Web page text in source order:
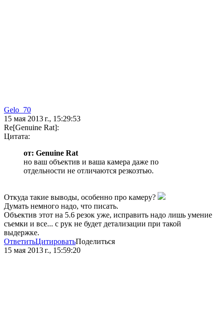
Gelo_70
15 мая 2013 г., 15:29:53
Re[Genuine Rat]:
Цитата:
от: Genuine Rat
но ваш объектив и ваша камера даже по
отдельности не отличаются резкозтью.
Откуда такие выводы, особенно про камеру?
Думать немного надо, что писать.
Объектив этот на 5.6 резок уже, исправить надо лишь умение
съемки и все... с рук не будет детализации при такой
выдержке.
ОтветитьЦитироватьПоделиться
15 мая 2013 г., 15:59:20